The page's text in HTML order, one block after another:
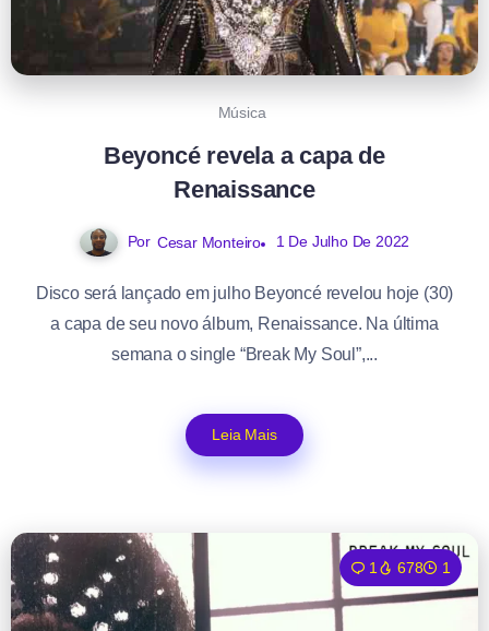
Música
Beyoncé revela a capa de
Renaissance
Por Cesar Monteiro 1 De Julho De 2022
Disco será lançado em julho Beyoncé revelou hoje (30)
a capa de seu novo álbum, Renaissance. Na última
semana o single “Break My Soul”,...
Leia Mais
1 678 1